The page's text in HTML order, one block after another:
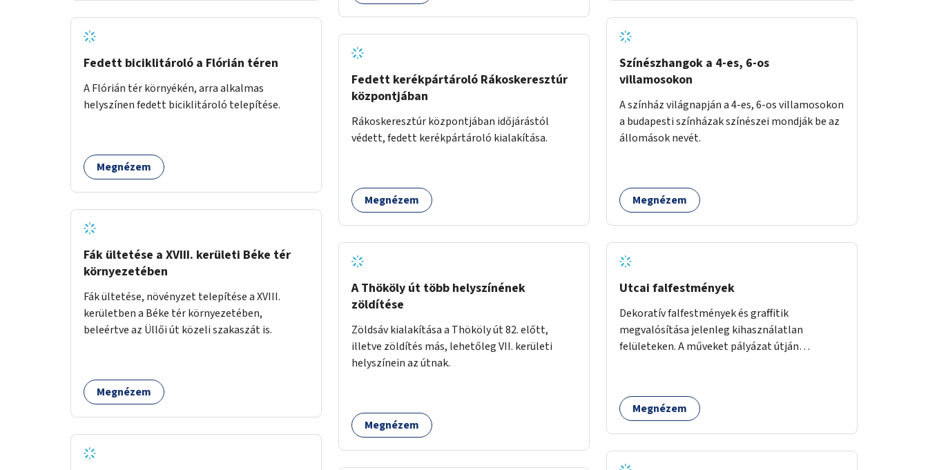
Fedett biciklitároló a Flórián téren
A Flórián tér környékén, arra alkalmas
helyszínen fedett biciklitároló telepítése.
Megnézem
Fák ültetése a XVIII. kerületi Béke tér
környezetében
Fák ültetése, növényzet telepítése a XVIII.
kerületben a Béke tér környezetében,
beleértve az Üllői út közeli szakaszát is.
Megnézem
Fedett kerékpártároló Rákoskeresztúr
központjában
Rákoskeresztúr központjában időjárástól
védett, fedett kerékpártároló kialakítása.
Megnézem
A Thököly út több helyszínének
zöldítése
Zöldsáv kialakítása a Thököly út 82. előtt,
illetve zöldítés más, lehetőleg VII. kerületi
helyszínein az útnak.
Megnézem
függetlenül folyna, az önkormányzat a
weboldal üzemeltetését és népszerűsítését
végezné, amelynek kiemelt része lenne az
adatok naprakészen tartása.
Színészhangok a 4-es, 6-os
villamosokon
A színház világnapján a 4-es, 6-os villamosokon
a budapesti színházak színészei mondják be az
állomások nevét.
Megnézem
Utcai falfestmények
Dekoratív falfestmények és graffitik
megvalósítása jelenleg kihasználatlan
felületeken. A műveket pályázat útján
Megnézem